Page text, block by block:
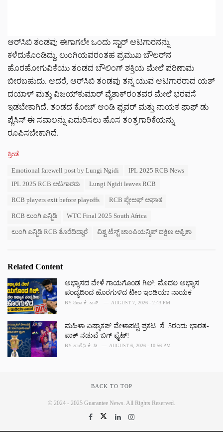
ಆರ್‌ಸಿಬಿ ತಂಡವು ಈಗಾಗಲೇ ಒಂದು ಸ್ಟಾರ್ ಆಟಗಾರನನ್ನು
ಕಳೆದುಕೊಂಡಿದ್ದು, ಲುಂಗಿಯವರಂತಹ ಪ್ರಮುಖ ಬೌಲರ್‌ನ
ಹೊರಹೋಗುವಿಕೆಯು ತಂಡದ ಬೌಲಿಂಗ್ ಶಕ್ತಿಯ ಮೇಲೆ ಪರಿಣಾಮ
ಬೀರಬಹುದು. ಆದರೆ, ಆರ್‌ಸಿಬಿ ತಂಡವು ತನ್ನ ಯುವ ಆಟಗಾರರಾದ ಯಶ್
ದಯಾಳ್ ಮತ್ತು ವಿಜಯ್‌ಕುಮಾರ್ ವೈಶಾಕ್‌ರಂತವರ ಮೇಲೆ ಭರವಸೆ
ಇಡಬೇಕಾಗಿದೆ. ತಂಡದ ಕೋಚ್ ಆಂಡಿ ಫ್ಲವರ್ ಮತ್ತು ನಾಯಕ ಫಾಫ್ ಡು
ಪ್ಲೆಸಿಸ್ ಈ ಸವಾಲನ್ನು ಎದುರಿಸಲು ಹೊಸ ತಂತ್ರಗಾರಿಕೆಯನ್ನು
ರೂಪಿಸಬೇಕಾಗಿದೆ.
C
ಕ್ರೀಡೆ
Emotional farewell post by Lungi Ngidi
IPL 2025 RCB News
IPL 2025 RCB ಆಟಗಾರರು
Lungi Ngidi leaves RCB
RCB players exit before playoffs RCB ಪ್ಲೇಅಫ್ ಆಘಾತ
RCB ಲುಂಗಿ ಎನ್ಜಿಡಿ WTC Final 2025 South Africa
ಲುಂಗಿ ಎನ್ಜಿಡಿ RCB ತೊರೆದಿದ್ದಾರೆ ವಿಶ್ವ ಟೆಸ್ಟ್ ಚಾಂಪಿಯನ್ಶಿಪ್ ದಕ್ಷಿಣ ಆಫ್ರಿಕಾ
Related Content
ಅಭ್ಯಾಸದ ವೇಳೆ ಗಾಯಗೊಂಡ ಗಿಲ್: ಮೊದಲ ಅಭ್ಯಾಸ
ಪಂದ್ಯದಿಂದ ಹೊರಗುಳಿದ ಟೀಂ ಇಂಡಿಯಾ ನಾಯಕ
BY ದಿಶಾ ಕೆ. ಎಸ್. AUGUST 7, 2026 - 2:43 PM
ಮಹಿಳಾ ಏಷ್ಯಾಕಪ್ ವೇಳಾಪಟ್ಟಿ ಪ್ರಕಟ: ಸೆ. 5ರಂದು ಭಾರತ-
ಪಾಕ್‌ ನಡುವೆ ಬಿಗ್ ಫೈಟ್!
BY ಶಾಲಿನಿ ಕೆ. ಡಿ AUGUST 6, 2026 - 10:56 PM
BACK TO TOP
© 2024 - 2025 Guarantee News. All Rights Reserved.